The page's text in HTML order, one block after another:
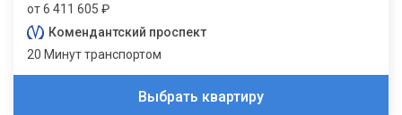
от 6 411 605 ₽
Комендантский проспект
20 Минут транспортом
Выбрать квартиру